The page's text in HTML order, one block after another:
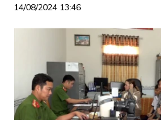
14/08/2024 13:46